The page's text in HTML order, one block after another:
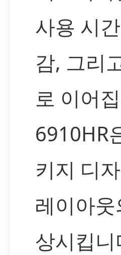
사용 시
감, 그리
로 이어
6910HR
키지 디
레이아
상시킵